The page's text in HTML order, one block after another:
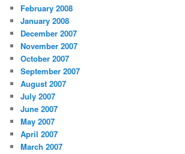
February 2008
January 2008
December 2007
November 2007
October 2007
September 2007
August 2007
July 2007
June 2007
May 2007
April 2007
March 2007